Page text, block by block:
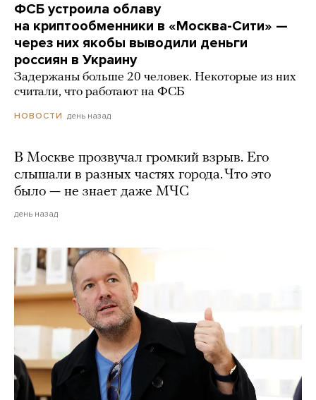
ФСБ устроила облаву
на криптообменники в «Москва-Сити» —
через них якобы выводили деньги
россиян в Украину
Задержаны больше 20 человек. Некоторые из них
считали, что работают на ФСБ
НОВОСТИ день назад
В Москве прозвучал громкий взрыв. Его
слышали в разных частях города. Что это
было — не знает даже МЧС
день назад